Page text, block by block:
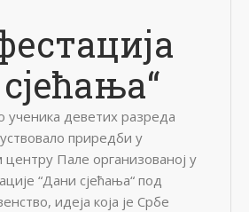
ученика деветих разреда
приредби у
Пале организованој у
“Дани сјећања“ под
идеја која је Србе